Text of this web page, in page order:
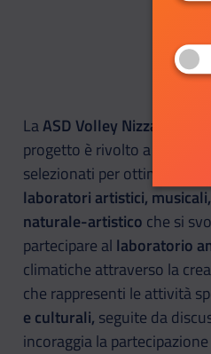
LaASD Volley Nizza
mira
progetto è rivolto a
selezionati per ottimizzare
laboratori artistici,
naturale-artistico che si
partecipare al laboratorio
climatiche attraverso la
che rappresenti le attività
e culturali, seguite da
incoraggia la